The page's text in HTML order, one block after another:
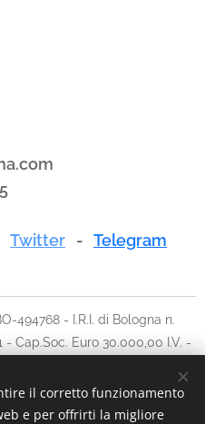
Twitter - Telegram
494768 - I.R.I. di Bologna n.
Cap.Soc. Euro 30.000,00 I.V. -
il corretto funzionamento
e per offrirti la migliore